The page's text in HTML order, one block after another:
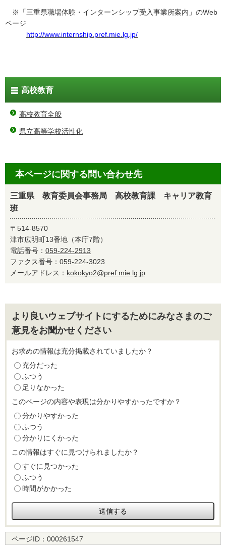
※「三重県職場体験・インターンシップ受入事業所案内」のWeb
ページ
http://www.internship.pref.mie.lg.jp/
高校教育
高校教育全般
県立高等学校活性化
本ページに関する問い合わせ先
三重県 教育委員会事務局 高校教育課 キャリア教育
班
〒514-8570
津市広明町13番地（本庁7階）
電話番号： 059-224-2913
ファクス番号：059-224-3023
メールアドレス： kokokyo2@pref.mie.lg.jp
より良いウェブサイトにするためにみなさまのご
意見をお聞かせください
お求めの情報は充分掲載されていましたか？
充分だった
ふつう
足りなかった
このページの内容や表現は分かりやすかったですか？
分かりやすかった
ふつう
分かりにくかった
この情報はすぐに見つけられましたか？
すぐに見つかった
ふつう
時間がかかった
ページID： 000261547